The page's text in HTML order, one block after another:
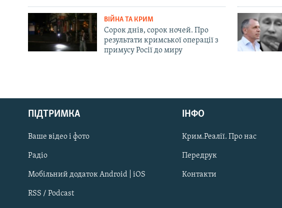
Русский
Qırımtatar
ДОЛУЧАЙСЯ!
ВІЙНА ТА КРИМ
Сорок днів, сорок ночей. Про
результати кримської операції з
примусу Росії до миру
ПІДТРИМКА
Ваше відео і фото
Радіо
Мобільний додаток Android | iOS
RSS / Podcast
ІНФО
Крим.Реалії. Про нас
Передрук
Контакти